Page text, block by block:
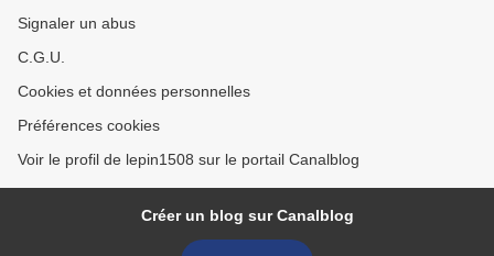
Signaler un abus
C.G.U.
Cookies et données personnelles
Préférences cookies
Voir le profil de lepin1508 sur le portail Canalblog
Créer un blog sur Canalblog